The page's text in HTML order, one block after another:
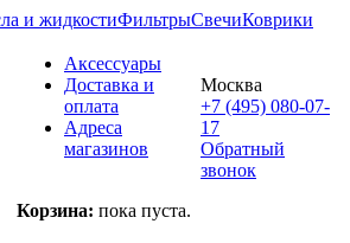
и жидкостиФильтрыСвечиКоврики
Аксессуары
Доставка и
оплата
Адреса
магазинов
Корзина: пока пуста.
Москва
+7 (495) 080-07-
17
Обратный
звонок